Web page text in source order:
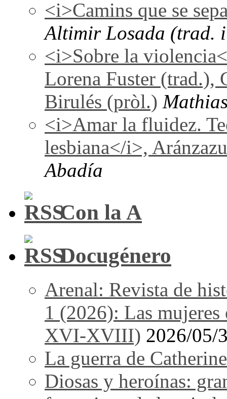
<i>Camins que se
Altimir Losada (trad.
<i>Sobre la
Lorena Fuster (trad.),
Birulés (pròl.)
<i>Amar la fluidez.
lesbiana</i>,
Abadía
Con la A
Docugénero
Arenal: Revista de
1 (2026): Las
XVI-XVIII) 2026/05/
La guerra de Catherine
Diosas y heroínas: